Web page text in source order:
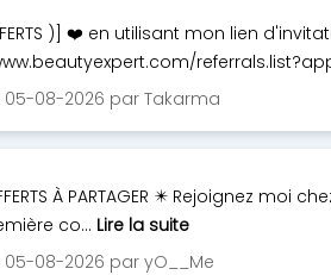
)] ❤️ en utilisant mon lien
05-08-2026 par Takarma
À PARTAGER ✴️ Rejoignez moi
co... Lire la suite
05-08-2026 par yO__Me